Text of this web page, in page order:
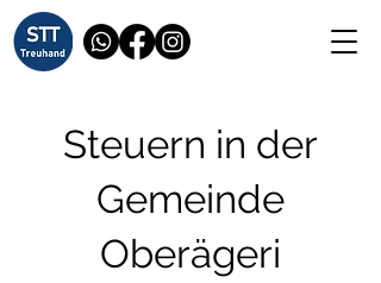
Steuern in der
Gemeinde
Oberägeri